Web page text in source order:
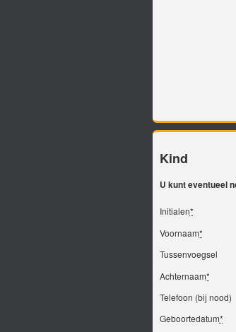
Kind
U kunt eventueel
Initialen*
Voornaam*
Tussenvoegsel
Achternaam*
Telefoon (bij nood)
Geboortedatum*